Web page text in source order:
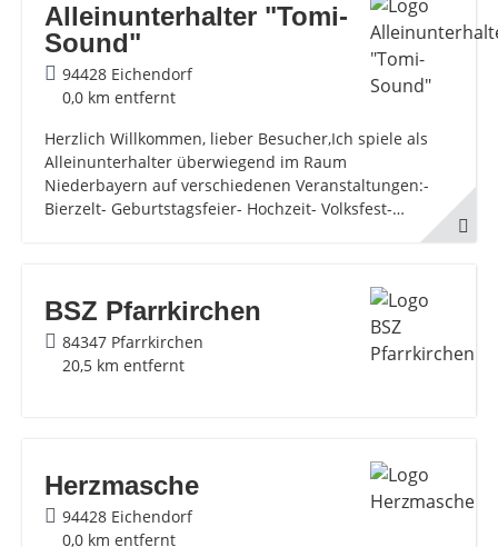
Alleinunterhalter "Tomi-
Sound"
94428 Eichendorf
0,0 km entfernt
Herzlich Willkommen, lieber Besucher,Ich spiele als
Alleinunterhalter überwiegend im Raum
Niederbayern auf verschiedenen Veranstaltungen:-
Bierzelt- Geburtstagsfeier- Hochzeit- Volksfest-…
BSZ Pfarrkirchen
84347 Pfarrkirchen
20,5 km entfernt
Herzmasche
94428 Eichendorf
0,0 km entfernt